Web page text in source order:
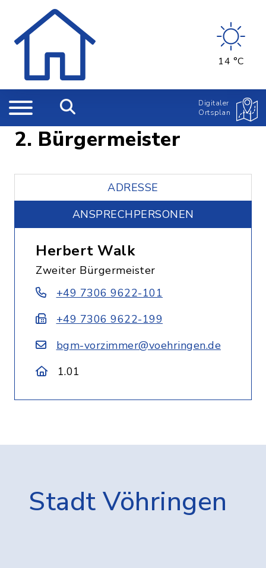
14 °C
Digitaler
Ortsplan
2. Bürgermeister
ADRESSE
ANSPRECHPERSONEN
Herbert Walk
Zweiter Bürgermeister
+49 7306 9622-101
+49 7306 9622-199
bgm-vorzimmer@voehringen.de
1.01
Stadt Vöhringen